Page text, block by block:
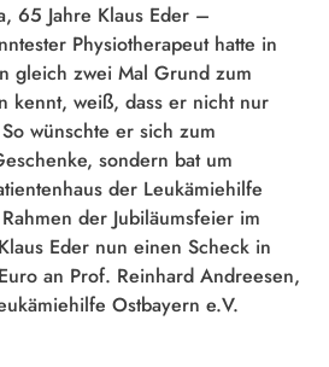
65 Jahre Klaus Eder –
Physiotherapeut hatte in
gleich zwei Mal Grund zum
kennt, weiß, dass er nicht nur
wünschte er sich zum
sondern bat um
der Leukämiehilfe
der Jubiläumsfeier im
Eder nun einen Scheck in
an Prof. Reinhard Andreesen,
Ostbayern e.V.